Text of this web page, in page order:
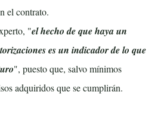
el contrato.
"el hecho de que haya un
es un indicador de lo que
", puesto que, salvo mínimos
adquiridos que se cumplirán.